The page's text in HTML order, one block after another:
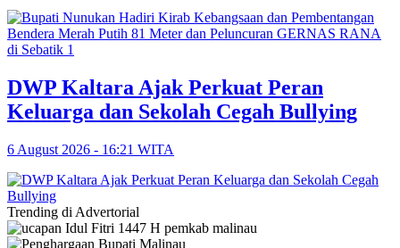
DWP Kaltara Ajak Perkuat Peran
Keluarga dan Sekolah Cegah Bullying
6 August 2026 - 16:21 WITA
Trending di Advertorial